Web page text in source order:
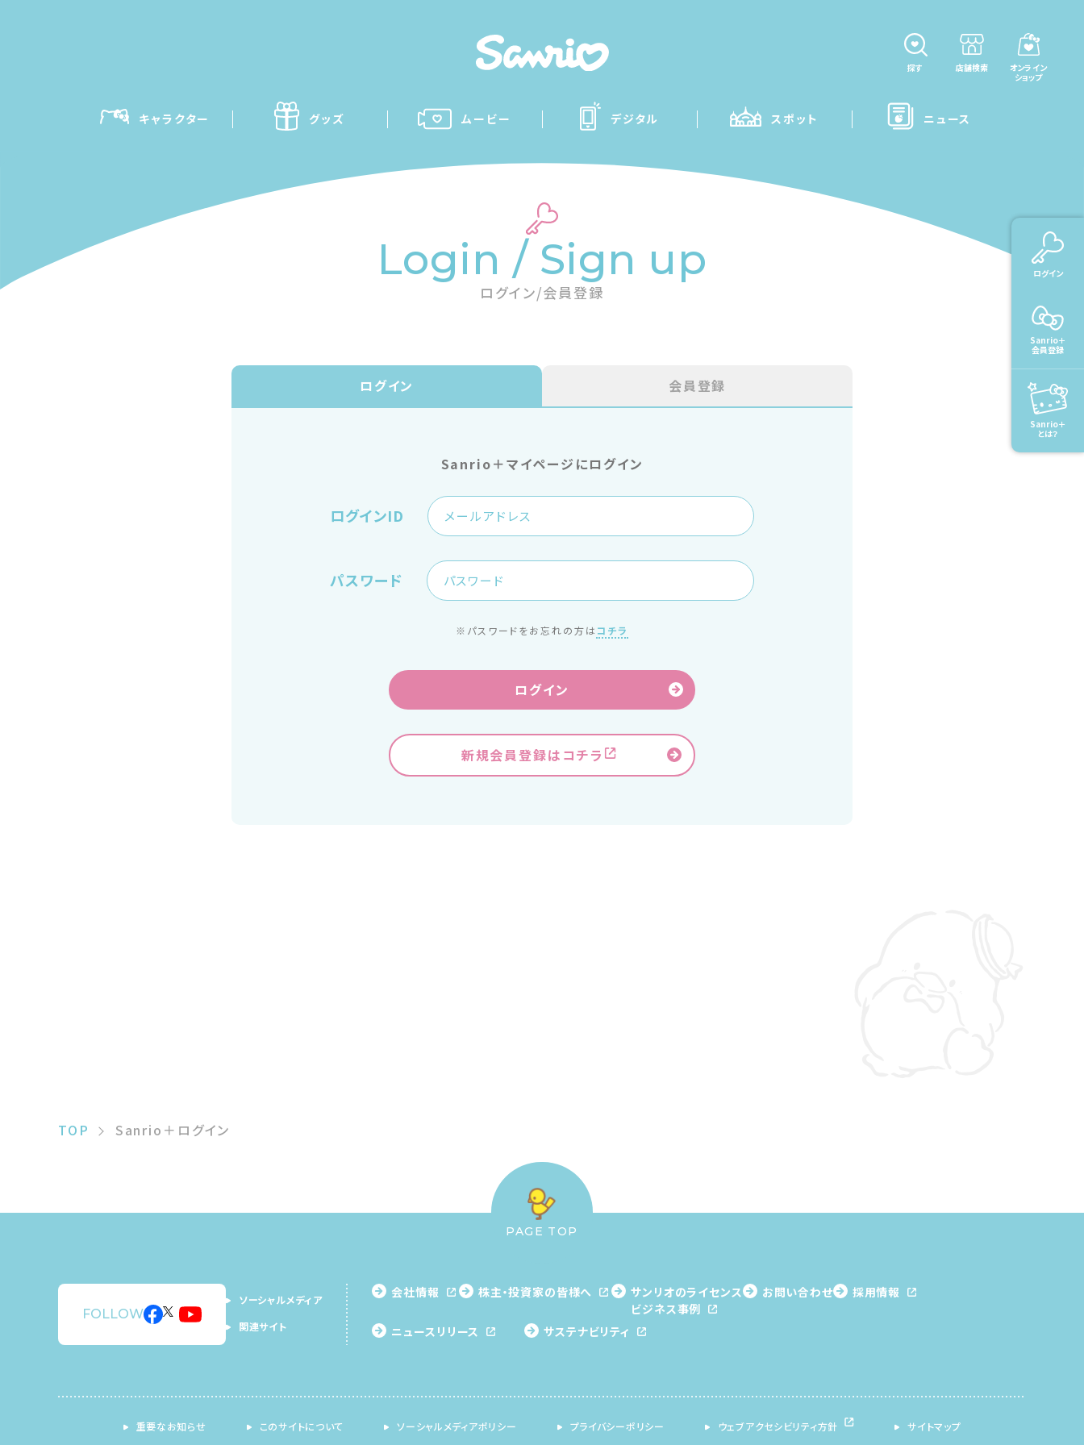
ログイン
Sanrio＋
会員登録
Sanrio＋
とは？
探す 店舗検索
オンライン
ショップ
キャラクター グッズ ムービー デジタル スポット ニュース
Login / Sign up
ログイン/会員登録
ログイン 会員登録
Sanrio＋マイページにログイン
ログインID
パスワード
※パスワードをお忘れの方は コチラ
ログイン
新規会員登録はコチラ
TOP Sanrio＋ログイン
PAGE TOP
FOLLOW
ソーシャルメディア
関連サイト
会社情報 株主・投資家の皆様へ
サンリオのライセンス
ビジネス事例
お問い合わせ 採用情報
ニュースリリース サステナビリティ
重要なお知らせ このサイトについて ソーシャルメディアポリシー プライバシーポリシー ウェブアクセシビリティ方針 サイトマップ